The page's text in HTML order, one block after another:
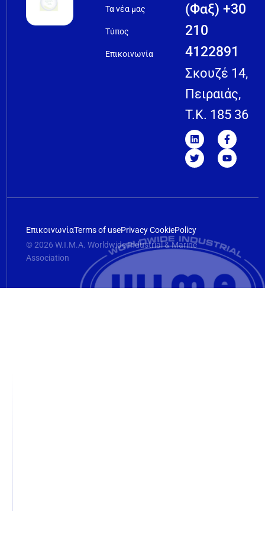
Τα νέα μας
Τύπος
Επικοινωνία
(Φαξ) +30
210
4122891
Σκουζέ 14,
Πειραιάς,
T.K. 185 36
ΕπικοινωνίαTerms of usePrivacy CookiePolicy
© 2026 W.I.M.A. Worldwide Industrial & Marine
Association